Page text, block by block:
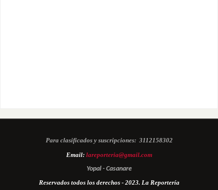
Para clasificados y suscripciones: 3112158302
Email: lareporteria@gmail.com
Yopal - Casanare
Reservados todos los derechos - 2023. La Reportería